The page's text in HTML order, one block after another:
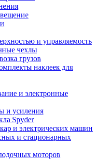
и управляемость
чехлы
грузов
наклеек для
и электронные
и усиления
Spyder
и электрических машин
и стационарных
моторов